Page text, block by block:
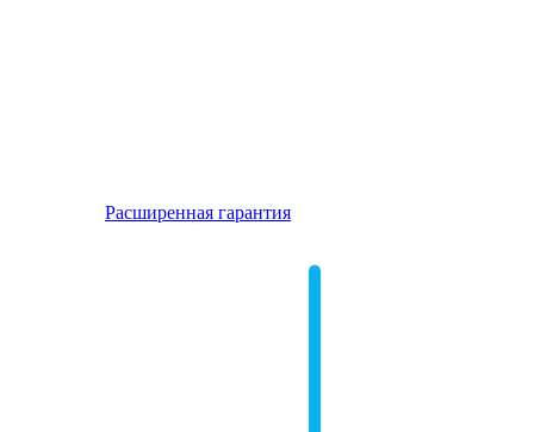
Расширенная гарантия